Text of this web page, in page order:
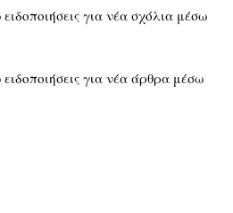
για νέα σχόλια μέσω
για νέα άρθρα μέσω